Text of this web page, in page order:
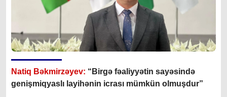
Natiq Bəkmirzəyev: “Birgə fəaliyyətin sayəsində
genişmiqyaslı layihənin icrası mümkün olmuşdur”